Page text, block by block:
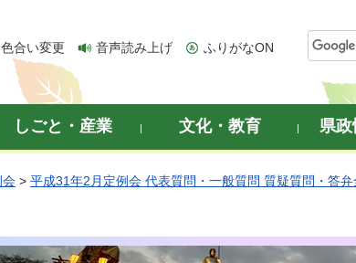
合い変更 音声読み上げ ふりがなON
しごと・産業 文化・教育 県政
会 > 平成31年2月定例会 代表質問・一般質問 質疑質問・答弁